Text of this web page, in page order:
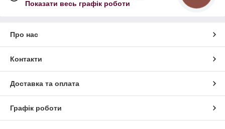
Показати весь графік роботи
Про нас
Контакти
Доставка та оплата
Графік роботи